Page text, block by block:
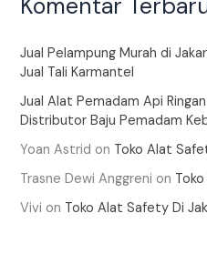
Jual Pelampung Murah di
Jual Tali Karmantel
Jual Alat Pemadam Api
Distributor Baju Pemadam
Yoan Astrid on Toko Alat
Trasne Dewi Anggreni on
Vivi on Toko Alat Safety Di